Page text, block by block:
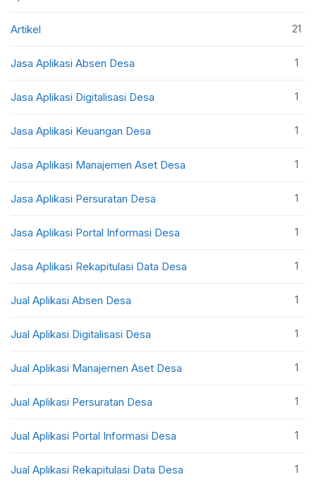
Artikel 21
Jasa Aplikasi Absen Desa 1
Jasa Aplikasi Digitalisasi Desa 1
Jasa Aplikasi Keuangan Desa 1
Jasa Aplikasi Manajemen Aset Desa 1
Jasa Aplikasi Persuratan Desa 1
Jasa Aplikasi Portal Informasi Desa 1
Jasa Aplikasi Rekapitulasi Data Desa 1
Jual Aplikasi Absen Desa 1
Jual Aplikasi Digitalisasi Desa 1
Jual Aplikasi Manajemen Aset Desa 1
Jual Aplikasi Persuratan Desa 1
Jual Aplikasi Portal Informasi Desa 1
Jual Aplikasi Rekapitulasi Data Desa 1